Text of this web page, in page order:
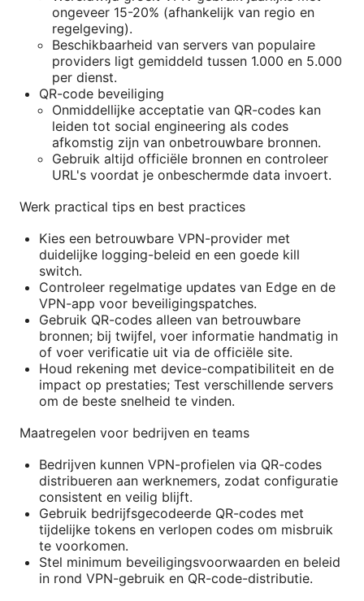
ongeveer 15-20% (afhankelijk van regio en
regelgeving).
Beschikbaarheid van servers van populaire
providers ligt gemiddeld tussen 1.000 en 5.000
per dienst.
QR-code beveiliging
Onmiddellijke acceptatie van QR-codes kan
leiden tot social engineering als codes
afkomstig zijn van onbetrouwbare bronnen.
Gebruik altijd officiële bronnen en controleer
URL's voordat je onbeschermde data invoert.
Werk practical tips en best practices
Kies een betrouwbare VPN-provider met
duidelijke logging-beleid en een goede kill
switch.
Controleer regelmatige updates van Edge en de
VPN-app voor beveiligingspatches.
Gebruik QR-codes alleen van betrouwbare
bronnen; bij twijfel, voer informatie handmatig in
of voer verificatie uit via de officiële site.
Houd rekening met device-compatibiliteit en de
impact op prestaties; Test verschillende servers
om de beste snelheid te vinden.
Maatregelen voor bedrijven en teams
Bedrijven kunnen VPN-profielen via QR-codes
distribueren aan werknemers, zodat configuratie
consistent en veilig blijft.
Gebruik bedrijfsgecodeerde QR-codes met
tijdelijke tokens en verlopen codes om misbruik
te voorkomen.
Stel minimum beveiligingsvoorwaarden en beleid
in rond VPN-gebruik en QR-code-distributie.